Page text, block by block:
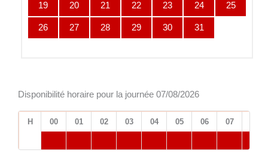
19 20 21 22 23 24 25
26 27 28 29 30 31
Disponibilité horaire pour la journée 07/08/2026
H 00 01 02 03 04 05 06 07